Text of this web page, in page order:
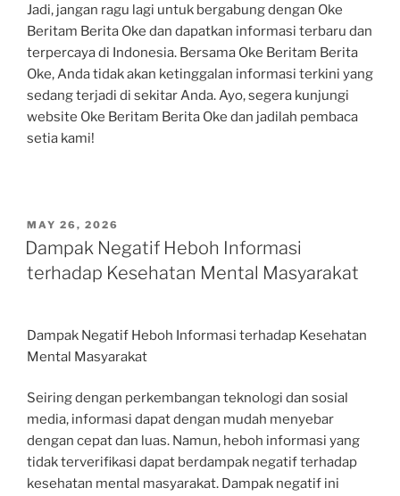
Jadi, jangan ragu lagi untuk bergabung dengan Oke
Beritam Berita Oke dan dapatkan informasi terbaru dan
terpercaya di Indonesia. Bersama Oke Beritam Berita
Oke, Anda tidak akan ketinggalan informasi terkini yang
sedang terjadi di sekitar Anda. Ayo, segera kunjungi
website Oke Beritam Berita Oke dan jadilah pembaca
setia kami!
POSTED
ON
MAY 26, 2026
Dampak Negatif Heboh Informasi
terhadap Kesehatan Mental Masyarakat
Dampak Negatif Heboh Informasi terhadap Kesehatan
Mental Masyarakat
Seiring dengan perkembangan teknologi dan sosial
media, informasi dapat dengan mudah menyebar
dengan cepat dan luas. Namun, heboh informasi yang
tidak terverifikasi dapat berdampak negatif terhadap
kesehatan mental masyarakat. Dampak negatif ini